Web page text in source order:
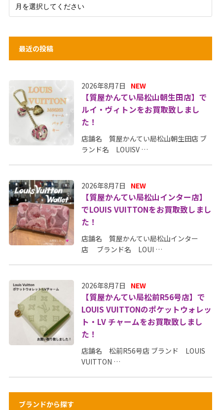
最近の投稿
2026年8月7日 NEW
【質屋かんてい局松山朝生田店】で
ルイ・ヴィトンをお買取致しまし
た！
店舗名 質屋かんてい局松山朝生田店 ブ
ランド名 LOUISV …
2026年8月7日 NEW
【質屋かんてい局松山インター店】
でLOUIS VUITTONをお買取致しまし
た！
店舗名 質屋かんてい局松山インター
店 ブランド名 LOUI …
2026年8月7日 NEW
【質屋かんてい局松前R56号店】で
LOUIS VUITTONのポケットウォレッ
ト・LV チャームをお買取致しまし
た！
店舗名 松前R56号店 ブランド LOUIS
VUITTON …
ブランドから探す